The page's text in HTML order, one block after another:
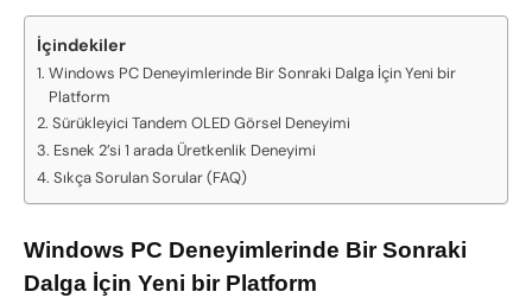
İçindekiler
Windows PC Deneyimlerinde Bir Sonraki Dalga İçin Yeni bir
Platform
Sürükleyici Tandem OLED Görsel Deneyimi
Esnek 2’si 1 arada Üretkenlik Deneyimi
Sıkça Sorulan Sorular (FAQ)
Windows PC Deneyimlerinde Bir Sonraki
Dalga İçin Yeni bir Platform